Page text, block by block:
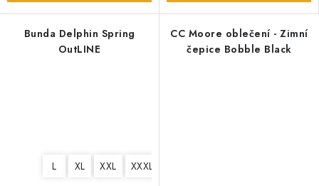
Bunda Delphin Spring
OutLINE
L XL XXL XXXL
CC Moore oblečení - Zimní
čepice Bobble Black